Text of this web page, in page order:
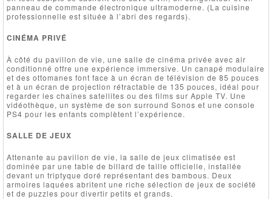
panneau de commande électronique ultramoderne. (La cuisine
professionnelle est située à l’abri des regards).
CINÉMA PRIVÉ
À côté du pavillon de vie, une salle de cinéma privée avec air
conditionné offre une expérience immersive. Un canapé modulaire
et des ottomanes font face à un écran de télévision de 85 pouces
et à un écran de projection rétractable de 135 pouces, idéal pour
regarder les chaînes satellites ou des films sur Apple TV. Une
vidéothèque, un système de son surround Sonos et une console
PS4 pour les enfants complètent l’expérience.
SALLE DE JEUX
Attenante au pavillon de vie, la salle de jeux climatisée est
dominée par une table de billard de taille officielle, installée
devant un triptyque doré représentant des bambous. Deux
armoires laquées abritent une riche sélection de jeux de société
et de puzzles pour divertir petits et grands.